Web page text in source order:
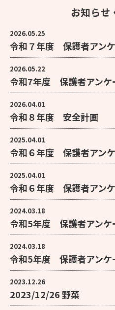
お知らせ
2026.05.25
令和７年度 保護者アン
2026.05.22
令和7年度 保護者アン
2026.04.01
令和８年度 安全計画
2025.04.01
令和６年度 保護者アン
2025.04.01
令和６年度 保護者アン
2024.03.18
令和5年度 保護者アン
2024.03.18
令和5年度 保護者アン
2023.12.26
2023/12/26 野菜